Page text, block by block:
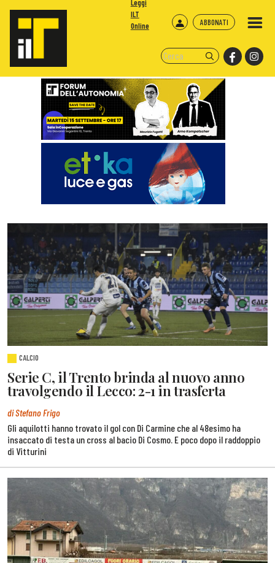
ABBONATI
Leggi
ILT
Online
CALCIO
Serie C, il Trento brinda al nuovo anno
travolgendo il Lecco: 2-1 in trasferta
di Stefano Frigo
Gli aquilotti hanno trovato il gol con Di Carmine che al 48esimo ha
insaccato di testa un cross al bacio Di Cosmo. E poco dopo il raddoppio
di Vitturini